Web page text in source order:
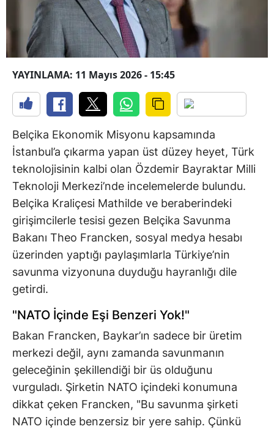
YAYINLAMA: 11 Mayıs 2026 - 15:45
Belçika Ekonomik Misyonu kapsamında
İstanbul’a çıkarma yapan üst düzey heyet, Türk
teknolojisinin kalbi olan Özdemir Bayraktar Milli
Teknoloji Merkezi’nde incelemelerde bulundu.
Belçika Kraliçesi Mathilde ve beraberindeki
girişimcilerle tesisi gezen Belçika Savunma
Bakanı Theo Francken, sosyal medya hesabı
üzerinden yaptığı paylaşımlarla Türkiye’nin
savunma vizyonuna duyduğu hayranlığı dile
getirdi.
"NATO İçinde Eşi Benzeri Yok!"
Bakan Francken, Baykar’ın sadece bir üretim
merkezi değil, aynı zamanda savunmanın
geleceğinin şekillendiği bir üs olduğunu
vurguladı. Şirketin NATO içindeki konumuna
dikkat çeken Francken, "Bu savunma şirketi
NATO içinde benzersiz bir yere sahip. Çünkü